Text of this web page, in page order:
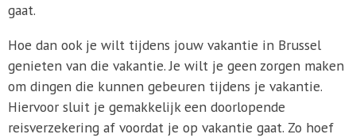
gaat.
Hoe dan ook je wilt tijdens jouw vakantie in Brussel
genieten van die vakantie. Je wilt je geen zorgen maken
om dingen die kunnen gebeuren tijdens je vakantie.
Hiervoor sluit je gemakkelijk een doorlopende
reisverzekering af voordat je op vakantie gaat. Zo hoef